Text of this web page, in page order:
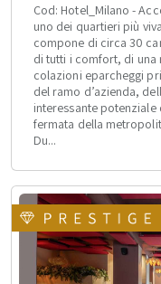
Cod: Hotel_Milano -
uno dei quartieri più
compone di circa 30
di tutti i comfort, di una
colazioni eparcheggi
del ramo d’azienda,
interessante
fermata della
Du...